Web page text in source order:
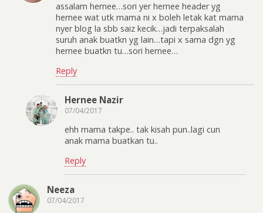
assalam hernee…sori yer hernee header yg
hernee wat utk mama ni x boleh letak kat mama
nyer blog la sbb saiz kecik…jadi terpaksalah
suruh anak buatkn yg lain…tapi x sama dgn yg
hernee buatkn tu…sori hernee…
Reply
Hernee Nazir
07/04/2017
ehh mama takpe.. tak kisah pun..lagi cun
anak mama buatkan tu..
Reply
Neeza
07/04/2017